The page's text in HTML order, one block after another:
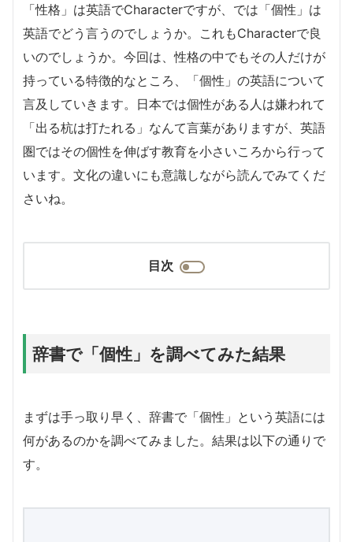
「性格」は英語でCharacterですが、では「個性」は
英語でどう言うのでしょうか。これもCharacterで良
いのでしょうか。今回は、性格の中でもその人だけが
持っている特徴的なところ、「個性」の英語について
言及していきます。日本では個性がある人は嫌われて
「出る杭は打たれる」なんて言葉がありますが、英語
圏ではその個性を伸ばす教育を小さいころから行って
います。文化の違いにも意識しながら読んでみてくだ
さいね。
目次
辞書で「個性」を調べてみた結果
まずは手っ取り早く、辞書で「個性」という英語には
何があるのかを調べてみました。結果は以下の通りで
す。